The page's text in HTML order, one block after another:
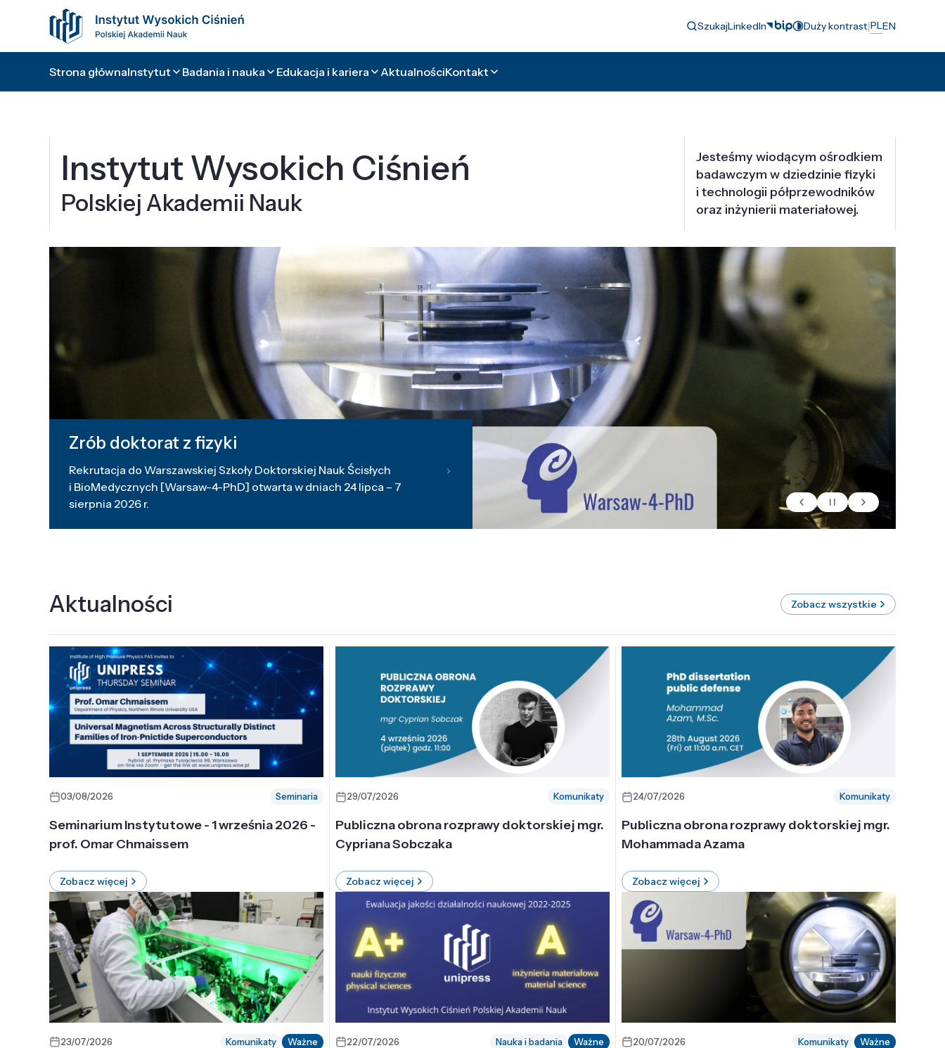
SzukajLinkedIn Duży kontrast|PLEN
Strona głównaInstytut Badania i nauka Edukacja i kariera AktualnościKontakt
Instytut Wysokich Ciśnień
Polskiej Akademii Nauk
Jesteśmy wiodącym ośrodkiem
badawczym w dziedzinie fizyki
i technologii półprzewodników
oraz inżynierii materiałowej.
Zrób doktorat z fizyki
Rekrutacja do Warszawskiej Szkoły Doktorskiej Nauk Ścisłych
i BioMedycznych [Warsaw-4-PhD] otwarta w dniach 24 lipca – 7
sierpnia 2026 r.
Aktualności Zobacz wszystkie
03/08/2026 Seminaria
Seminarium Instytutowe - 1 września 2026 -
prof. Omar Chmaissem
Zobacz więcej
29/07/2026 Komunikaty
Publiczna obrona rozprawy doktorskiej mgr.
Cypriana Sobczaka
Zobacz więcej
24/07/2026 Komunikaty
Publiczna obrona rozprawy doktorskiej mgr.
Mohammada Azama
Zobacz więcej
23/07/2026 Komunikaty Ważne 22/07/2026 Nauka i badania Ważne 20/07/2026 Komunikaty Ważne